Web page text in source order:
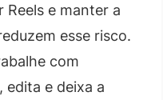
Reels e manter a
esse risco.
com
edita e deixa a